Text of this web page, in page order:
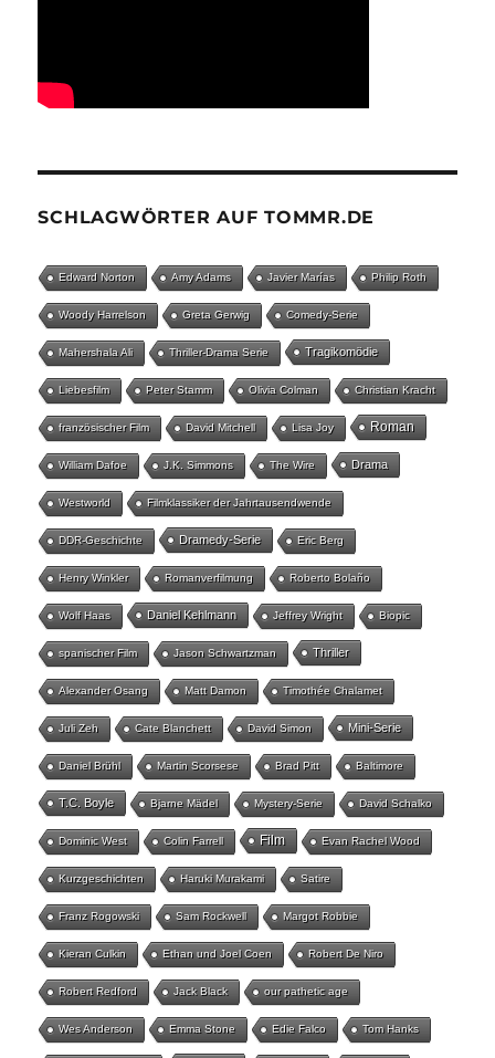
SCHLAGWÖRTER AUF TOMMR.DE
Edward Norton Amy Adams Javier Marías Philip Roth
Woody Harrelson Greta Gerwig Comedy-Serie
Mahershala Ali Thriller-Drama Serie Tragikomödie
Liebesfilm Peter Stamm Olivia Colman Christian Kracht
französischer Film David Mitchell Lisa Joy Roman
William Dafoe J.K. Simmons The Wire Drama
Westworld Filmklassiker der Jahrtausendwende
DDR-Geschichte Dramedy-Serie Eric Berg
Henry Winkler Romanverfilmung Roberto Bolaño
Wolf Haas Daniel Kehlmann Jeffrey Wright Biopic
spanischer Film Jason Schwartzman Thriller
Alexander Osang Matt Damon Timothée Chalamet
Juli Zeh Cate Blanchett David Simon Mini-Serie
Daniel Brühl Martin Scorsese Brad Pitt Baltimore
T.C. Boyle Bjarne Mädel Mystery-Serie David Schalko
Dominic West Colin Farrell Film Evan Rachel Wood
Kurzgeschichten Haruki Murakami Satire
Franz Rogowski Sam Rockwell Margot Robbie
Kieran Culkin Ethan und Joel Coen Robert De Niro
Robert Redford Jack Black our pathetic age
Wes Anderson Emma Stone Edie Falco Tom Hanks